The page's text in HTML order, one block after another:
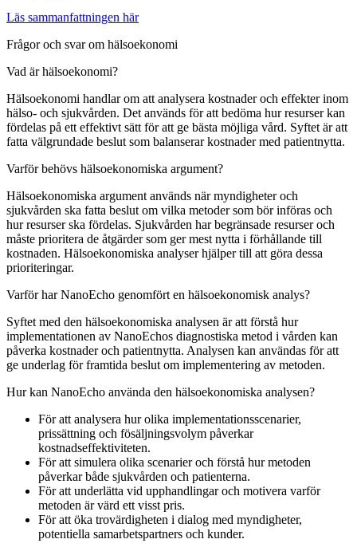
Läs sammanfattningen här
Frågor och svar om hälsoekonomi
Vad är hälsoekonomi?
Hälsoekonomi handlar om att analysera kostnader och effekter inom
hälso- och sjukvården. Det används för att bedöma hur resurser kan
fördelas på ett effektivt sätt för att ge bästa möjliga vård. Syftet är att
fatta välgrundade beslut som balanserar kostnader med patientnytta.
Varför behövs hälsoekonomiska argument?
Hälsoekonomiska argument används när myndigheter och
sjukvården ska fatta beslut om vilka metoder som bör införas och
hur resurser ska fördelas. Sjukvården har begränsade resurser och
måste prioritera de åtgärder som ger mest nytta i förhållande till
kostnaden. Hälsoekonomiska analyser hjälper till att göra dessa
prioriteringar.
Varför har NanoEcho genomfört en hälsoekonomisk analys?
Syftet med den hälsoekonomiska analysen är att förstå hur
implementationen av NanoEchos diagnostiska metod i vården kan
påverka kostnader och patientnytta. Analysen kan användas för att
ge underlag för framtida beslut om implementering av metoden.
Hur kan NanoEcho använda den hälsoekonomiska analysen?
För att analysera hur olika implementationsscenarier,
prissättning och fösäljningsvolym påverkar
kostnadseffektiviteten.
För att simulera olika scenarier och förstå hur metoden
påverkar både sjukvården och patienterna.
För att underlätta vid upphandlingar och motivera varför
metoden är värd ett visst pris.
För att öka trovärdigheten i dialog med myndigheter,
potentiella samarbetspartners och kunder.